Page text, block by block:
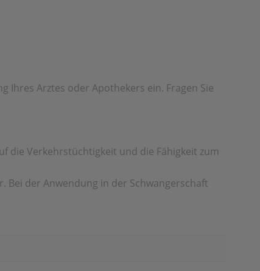
Ihres Arztes oder Apothekers ein. Fragen Sie
die Verkehrstüchtigkeit und die Fähigkeit zum
Bei der Anwendung in der Schwangerschaft